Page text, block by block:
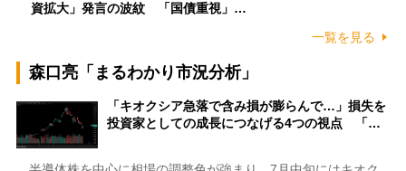
資拡大」発言の波紋 「国債重視」…
一覧を見る
森口亮「まるわかり市況分析」
「キオクシア急落で含み損が膨らんで…」損失を
投資家としての成長につなげる4つの視点 「…